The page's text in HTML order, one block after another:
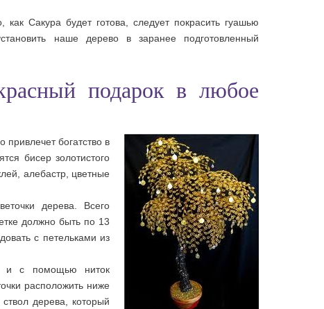
как Сакура будет готова, следует покрасить гуашью
наше дерево в заранее подготовленный
подарок в любое
богатство в
бисер золотистого
алебастр, цветные
дерева. Всего
должно быть по 13
с петельками из
и с помощью ниток
расположить ниже
дерева, который